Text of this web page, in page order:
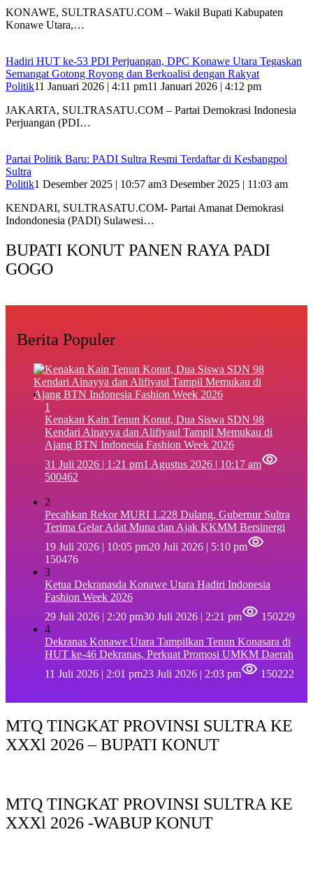
KONAWE, SULTRASATU.COM – Wakil Bupati Kabupaten
Konawe Utara,…
Hadiri HUT ke-53 PDI Perjuangan, DPC Konawe Utara Tegaskan
Semangat Gotong Royong dan Berkoalisi dengan Rakyat
Politik11 Januari 2026 | 4:11 pm11 Januari 2026 | 4:12 pm
JAKARTA, SULTRASATU.COM – Partai Demokrasi Indonesia
Perjuangan (PDI…
Partai Politik Baru: PADI Sultra Resmi Terdaftar di Kesbangpol
Sultra
Politik1 Desember 2025 | 10:57 am3 Desember 2025 | 11:03 am
KENDARI, SULTRASATU.COM- Partai Amanat Demokrasi
Indondonesia (PADI) Sulawesi…
BUPATI KONUT PANEN RAYA PADI
GOGO
Berita Populer
1
‎Kenakan Kain Tenun Konut, Dua Siswa SDN 98
Kendari Ainayya dan Alifiyaul Tampil Memukau di
Ajang BTN Indonesia Fashion Week 2026
31 Juli 2026 | 1:21 pm1 Agustus 2026 | 10:17 am
500462
2
Pecahkan Rekor MURI 1.228 Dulang, Gubernur Sultra
Terima Gelar Adat Muna dan Ajak KKMM Bersinergi
19 Juli 2026 | 10:05 pm20 Juli 2026 | 5:10 pm
150476
3
Ketua Dekranasda Konawe Utara Hadiri Indonesia
Fashion Week 2026
29 Juli 2026 | 2:20 pm30 Juli 2026 | 2:21 pm
150229
4
Dekranas Konawe Utara Tampilkan Tenun Konasara di
HUT ke-46 Dekranas, Perkuat Promosi UMKM Daerah
11 Juli 2026 | 2:01 pm23 Juli 2026 | 2:03 pm 150222
MTQ TINGKAT PROVINSI SULTRA KE
XXXl 2026 – BUPATI KONUT
MTQ TINGKAT PROVINSI SULTRA KE
XXXl 2026 -WABUP KONUT